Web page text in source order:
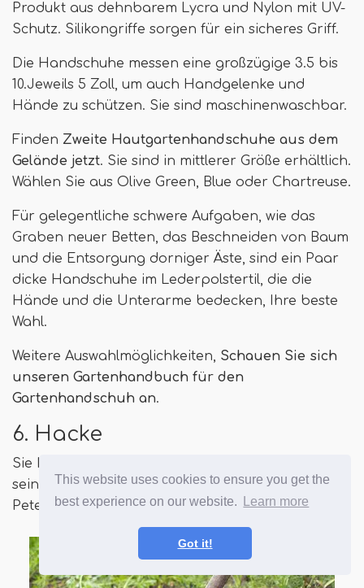
This website uses cookies to ensure you get the
best experience on our website.
Learn more
Got it!
Produkt aus dehnbarem Lycra und Nylon mit UV-
Schutz. Silikongriffe sorgen für ein sicheres Griff.
Die Handschuhe messen eine großzügige 3.5 bis
10.Jeweils 5 Zoll, um auch Handgelenke und
Hände zu schützen. Sie sind maschinenwaschbar.
Finden Zweite Hautgartenhandschuhe aus dem
Gelände jetzt. Sie sind in mittlerer Größe erhältlich.
Wählen Sie aus Olive Green, Blue oder Chartreuse.
Für gelegentliche schwere Aufgaben, wie das
Graben neuer Betten, das Beschneiden von Baum
und die Entsorgung dorniger Äste, sind ein Paar
dicke Handschuhe im Lederpolstertil, die die
Hände und die Unterarme bedecken, Ihre beste
Wahl.
Weitere Auswahlmöglichkeiten, Schauen Sie sich
unseren Gartenhandbuch für den
Gartenhandschuh an.
6. Hacke
Sie kennen dieses Werkzeug, Mr. MacGregor in
seinem Gemüsefeld verwendet? Derjenige, der
Peter Rabbit verfolgt wurde? Das ist eine Hacke.